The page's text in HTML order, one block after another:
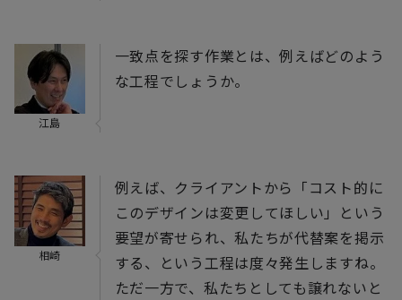
江島
一致点を探す作業とは、例えばどのよう
な工程でしょうか。
相崎
例えば、クライアントから「コスト的に
このデザインは変更してほしい」という
要望が寄せられ、私たちが代替案を掲示
する、という工程は度々発生しますね。
ただ一方で、私たちとしても譲れないと